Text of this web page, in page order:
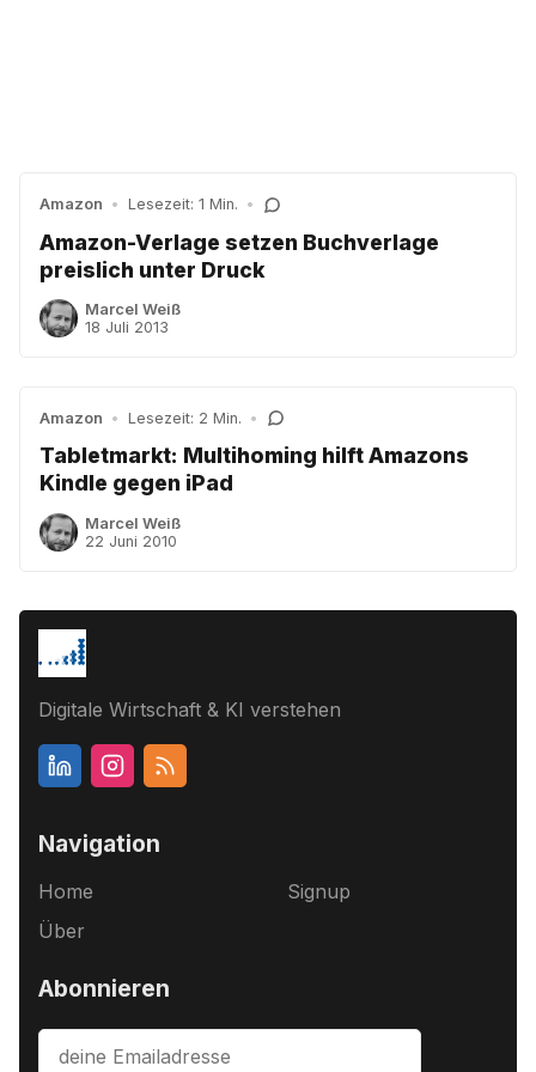
Amazon • Lesezeit: 1 Min. •
Amazon-Verlage setzen Buchverlage
preislich unter Druck
Marcel Weiß
18 Juli 2013
Amazon • Lesezeit: 2 Min. •
Tabletmarkt: Multihoming hilft Amazons
Kindle gegen iPad
Marcel Weiß
22 Juni 2010
Digitale Wirtschaft & KI verstehen
Navigation
Home
Über
Signup
Abonnieren